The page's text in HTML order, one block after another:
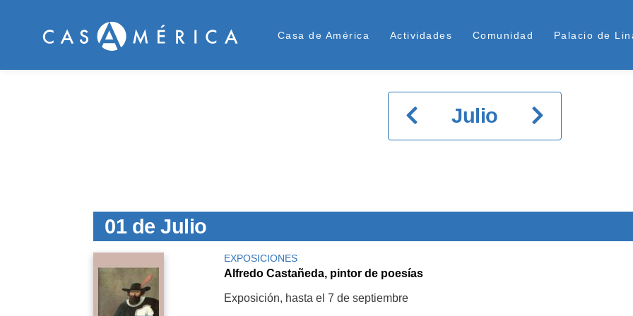
Menú Superior
Casa de América Actividades Comunidad Palacio de
Julio
01 de Julio
EXPOSICIONES
Alfredo Castañeda, pintor de poesías
Exposición, hasta el 7 de septiembre